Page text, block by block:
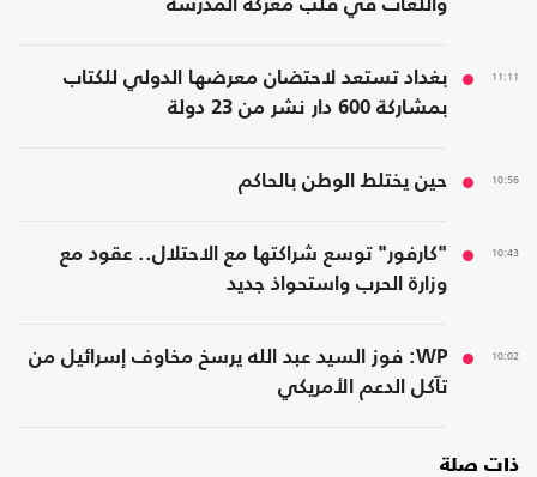
واللغات في قلب معركة المدرسة
11:11
بغداد تستعد لاحتضان معرضها الدولي للكتاب
بمشاركة 600 دار نشر من 23 دولة
10:56 حين يختلط الوطن بالحاكم
10:43
"كارفور" توسع شراكتها مع الاحتلال.. عقود مع
وزارة الحرب واستحواذ جديد
10:02
WP: فوز السيد عبد الله يرسخ مخاوف إسرائيل من
تآكل الدعم الأمريكي
ذات صلة